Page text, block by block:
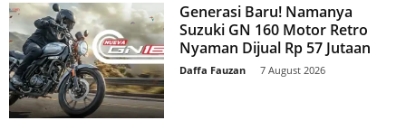
Generasi Baru! Namanya
Suzuki GN 160 Motor Retro
Nyaman Dijual Rp 57 Jutaan
Daffa Fauzan 7 August 2026